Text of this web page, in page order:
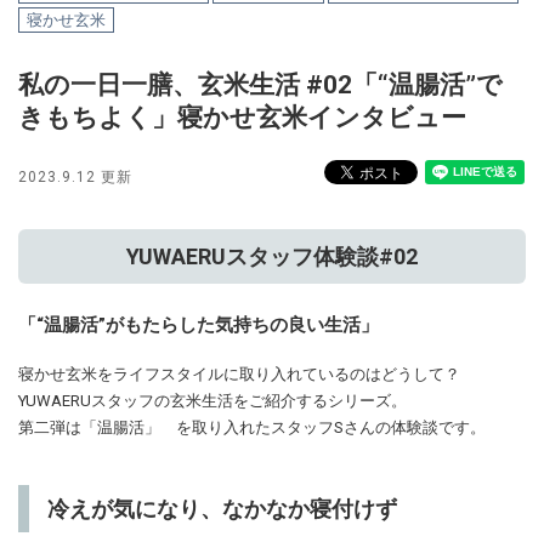
寝かせ玄米
私の一日一膳、玄米生活 #02「“温腸活”で
きもちよく」寝かせ玄米インタビュー
2023.9.12 更新
YUWAERUスタッフ体験談#02
「“温腸活”がもたらした気持ちの良い生活」
寝かせ玄米をライフスタイルに取り入れているのはどうして？
YUWAERUスタッフの玄米生活をご紹介するシリーズ。
第二弾は「温腸活」 を取り入れたスタッフSさんの体験談です。
冷えが気になり、なかなか寝付けず